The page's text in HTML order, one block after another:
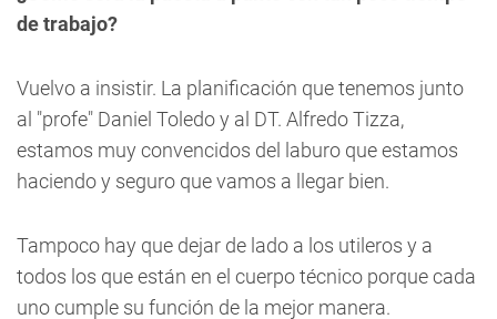
de trabajo?
Vuelvo a insistir. La planificación que tenemos junto
al "profe" Daniel Toledo y al DT. Alfredo Tizza,
estamos muy convencidos del laburo que estamos
haciendo y seguro que vamos a llegar bien.
Tampoco hay que dejar de lado a los utileros y a
todos los que están en el cuerpo técnico porque cada
uno cumple su función de la mejor manera.